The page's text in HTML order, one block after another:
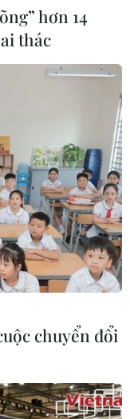
tỷ đồng với
nóng" 1,5 tỷ đồng
tích vô địch giải
hơn 14
thác
chuyển đổi